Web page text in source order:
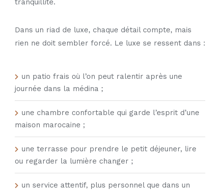
tranquillité.
Dans un riad de luxe, chaque détail compte, mais
rien ne doit sembler forcé. Le luxe se ressent dans :
un patio frais où l’on peut ralentir après une
journée dans la médina ;
une chambre confortable qui garde l’esprit d’une
maison marocaine ;
une terrasse pour prendre le petit déjeuner, lire
ou regarder la lumière changer ;
un service attentif, plus personnel que dans un